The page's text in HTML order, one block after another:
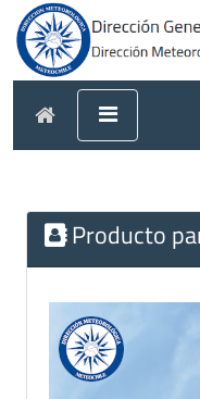
Producto